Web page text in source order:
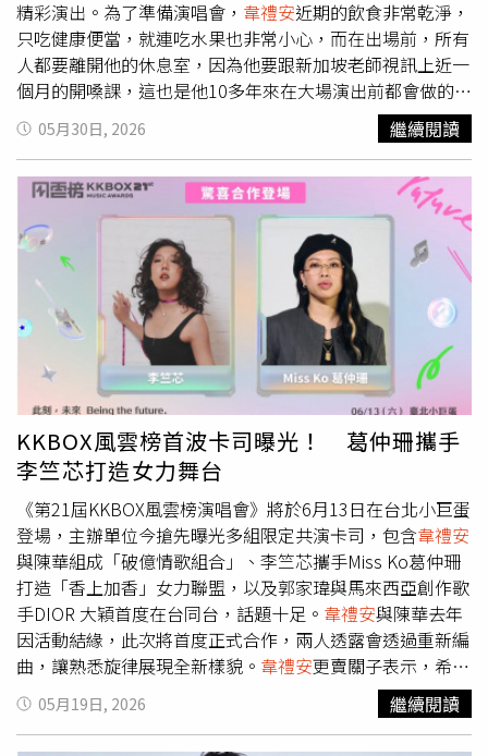
精彩演出。為了準備演唱會， 韋禮安近期的飲食非常乾淨，
只吃健康便當，就連吃水果也非常小心，而在出場前，所有
人都要離開他的休息室，因為他要跟新加坡老師視訊上近一
個月的開嗓課，這也是他10多年來在大場演出前都會做的事
情。為了與粉絲們互動，
準備了首創的45度斜長LED
舞台。（圖／蘇聖倫攝）這次的演唱會以小巨蛋首創的45度
斜長LED舞台呈現核心概念，讓人嘖嘖稱奇的超長L型舞台
呼應著演唱會名稱「HI WE1」的類電話話筒設計，象徵著
一條長長的時間軌道，在上面記錄聲音，串起回憶和情感。
韋禮安
表示每次站上小巨蛋，他都會跟導演許願要有延伸
台，才能跟所有的觀眾互動，笑說：「今天最大的挑戰就是
跟每一區的你們打招呼，我最害怕的是整場演唱會你們只會
看到我的屁股，這樣就太便宜你們了！」韋禮安解釋演唱會
名稱由來。（圖／蘇聖倫攝）提到演唱會名稱， 韋禮安解
釋：「會取這個名字表面上看起來很胡鬧，但打電話代表人
與人之間的連結，想藉由這場演唱會表達我整個人的心境與
狀態。」由於延伸舞台很長，讓他打趣說：「我沒帶手機，
不然演唱會結束能種出三隻皮克敏。」今天剛好是蘇打綠的
成軍日，馨儀又是演唱會導演，因此團員們都力挺，與
安一同參加《披荊斬棘的哥哥4》的林志玲老公AKIRA也到
場支持，此外五月天的瑪莎、品冠、阿Ken、蔡旻佑理想混
蛋、冰球樂團等人都現身。此次兩場演出都完售，吸引約2
萬人同樂，成本則超過4千萬。
05月30日, 2026 繼續閱讀
KKBOX風雲榜首波卡司曝光！ 葛仲珊攜手
李竺芯打造女力舞台
《第21屆KKBOX風雲榜演唱會》將於6月13日在台北小巨蛋
登場，主辦單位今搶先曝光多組限定共演卡司，包含韋禮安
與陳華組成「破億情歌組合」、李竺芯攜手Miss Ko葛仲珊
打造「香上加香」女力聯盟，以及郭家瑋與馬來西亞創作歌
手DIOR 大穎首度在台同台，話題十足。 韋禮安與陳華去年
因活動結緣，此次將首度正式合作，兩人透露會透過重新編
曲，讓熟悉旋律展現全新樣貌。 韋禮安更賣關子表示，希望
和歌迷玩「在小巨蛋找彩蛋」的遊戲。談到彼此印象，韋禮
安 大讚陳華自然幽默又有才華；陳華則稱對方是「令人尊敬
05月19日, 2026 繼續閱讀